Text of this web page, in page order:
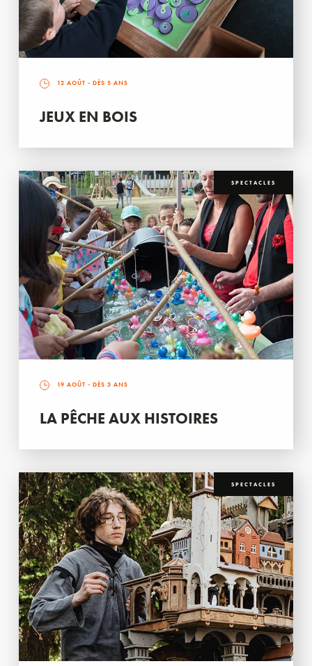
12 AOÛT - DÈS 5 ANS
JEUX EN BOIS
SPECTACLES
19 AOÛT - DÈS 3 ANS
LA PÊCHE AUX HISTOIRES
SPECTACLES